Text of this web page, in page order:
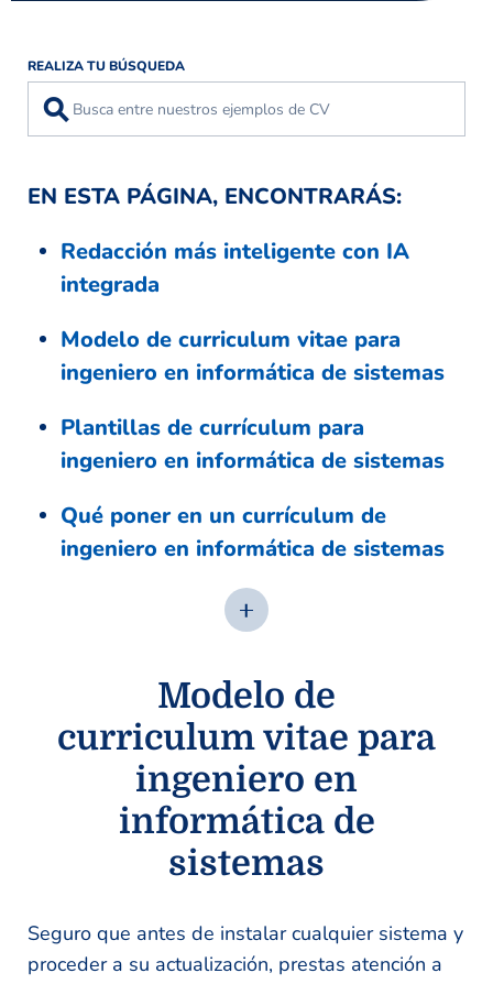
REALIZA TU BÚSQUEDA
⚲
EN ESTA PÁGINA, ENCONTRARÁS:
Redacción más inteligente con IA
integrada
Modelo de curriculum vitae para
ingeniero en informática de sistemas
Plantillas de currículum para
ingeniero en informática de sistemas
Qué poner en un currículum de
ingeniero en informática de sistemas
Modelo de
curriculum vitae para
ingeniero en
informática de
sistemas
Seguro que antes de instalar cualquier sistema y
proceder a su actualización, prestas atención a